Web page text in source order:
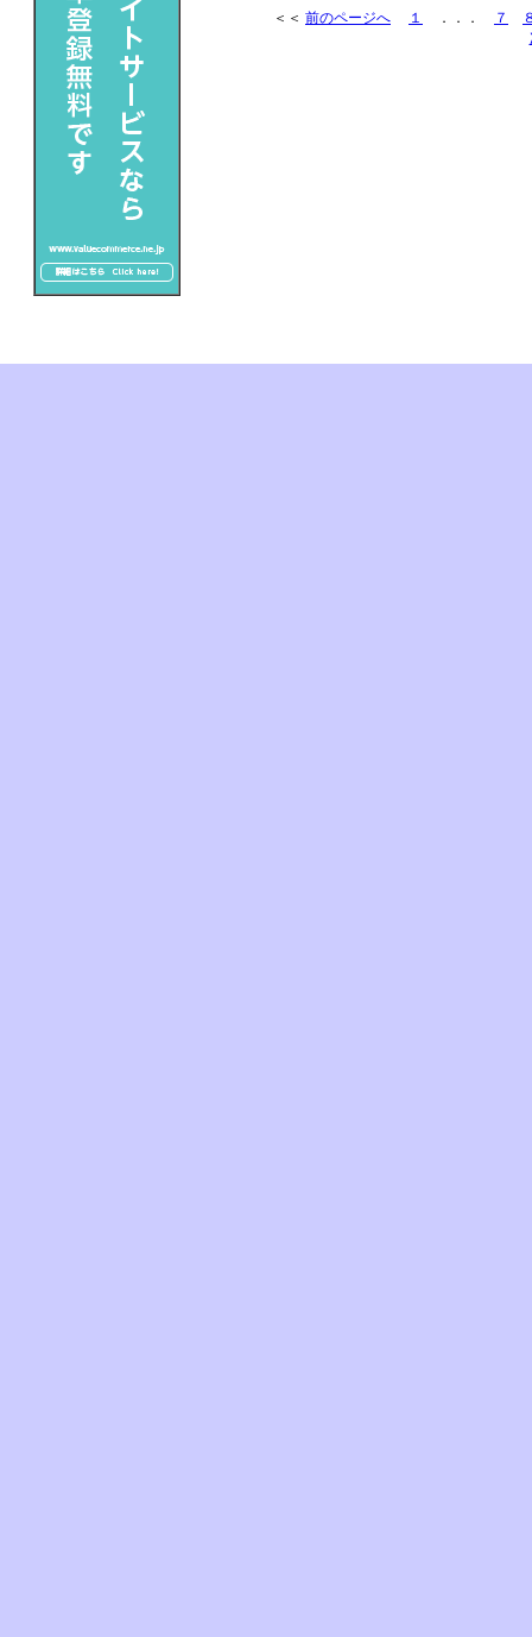
＜＜ 前のページへ １ ．．． ７